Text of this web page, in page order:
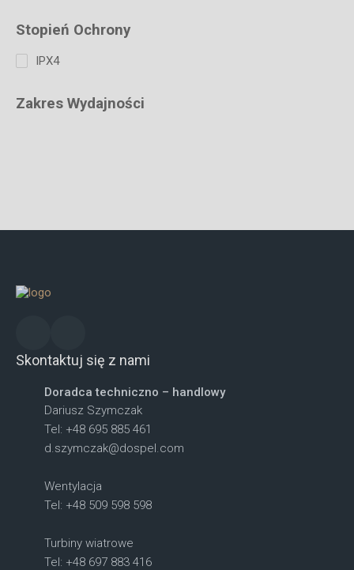
Stopień Ochrony
IPX4
Zakres Wydajności
Skontaktuj się z nami
Doradca techniczno – handlowy
Dariusz Szymczak
Tel: +48 695 885 461
d.szymczak@dospel.com
Wentylacja
Tel: +48 509 598 598
Turbiny wiatrowe
Tel: +48 697 883 416